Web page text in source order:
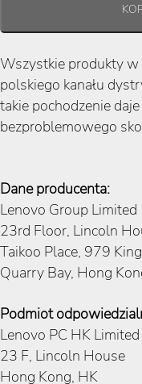
Wszystkie produkty w
polskiego kanału
takie pochodzenie
bezproblemowego
Dane producenta:
Lenovo Group Limited
23rd Floor, Lincoln
Taikoo Place, 979
Quarry Bay, Hong
Podmiot
Lenovo PC HK Limited
23 F, Lincoln House
Hong Kong, HK